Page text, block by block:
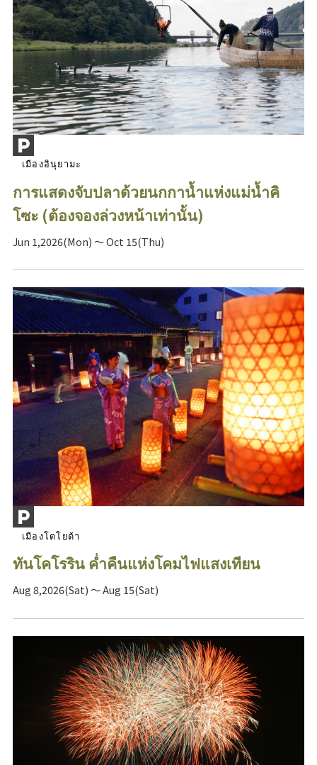
เมืองอินุยามะ
การแสดงจับปลาด้วยนกกาน้ำแห่งแม่น้ำคิ
โซะ (ต้องจองล่วงหน้าเท่านั้น)
Jun 1,2026(Mon) ～ Oct 15(Thu)
เมืองโตโยต้า
ทันโคโรริน ค่ำคืนแห่งโคมไฟแสงเทียน
Aug 8,2026(Sat) ～ Aug 15(Sat)